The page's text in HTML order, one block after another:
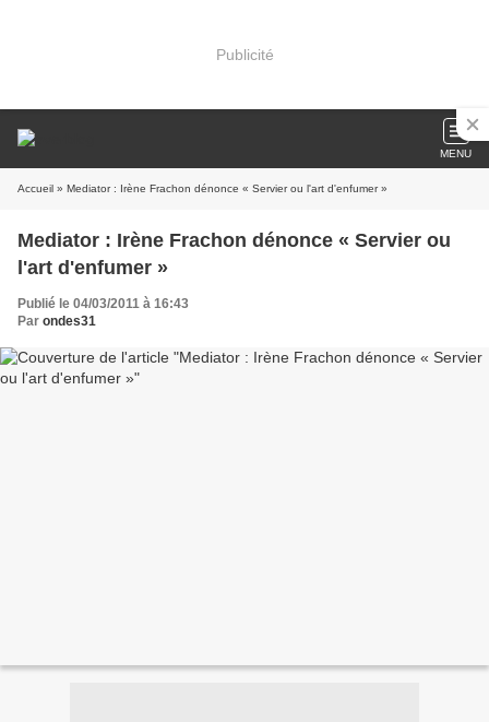
Publicité
MENU
Accueil » Mediator : Irène Frachon dénonce « Servier ou l'art d'enfumer »
Mediator : Irène Frachon dénonce « Servier ou
l'art d'enfumer »
Publié le 04/03/2011 à 16:43
Par ondes31